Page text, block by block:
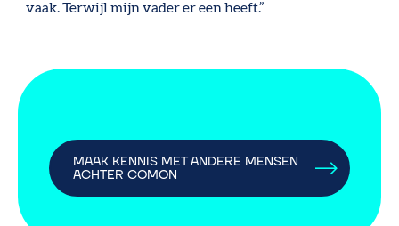
vaak. Terwijl mijn vader er een heeft.”
MAAK KENNIS MET ANDERE MENSEN
ACHTER COMON